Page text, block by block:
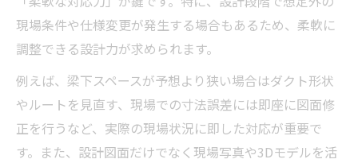
現場条件や仕様変更が発生する場合もあるため、柔軟に
調整できる設計力が求められます。
例えば、梁下スペースが予想より狭い場合はダクト形状
やルートを見直す、現場での寸法誤差には即座に図面修
正を行うなど、実際の現場状況に即した対応が重要で
す。また、設計図面だけでなく現場写真や3Dモデルを活